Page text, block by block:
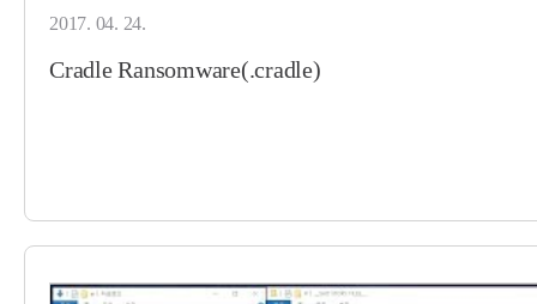
2017. 04. 24.
Cradle Ransomware(.cradle)